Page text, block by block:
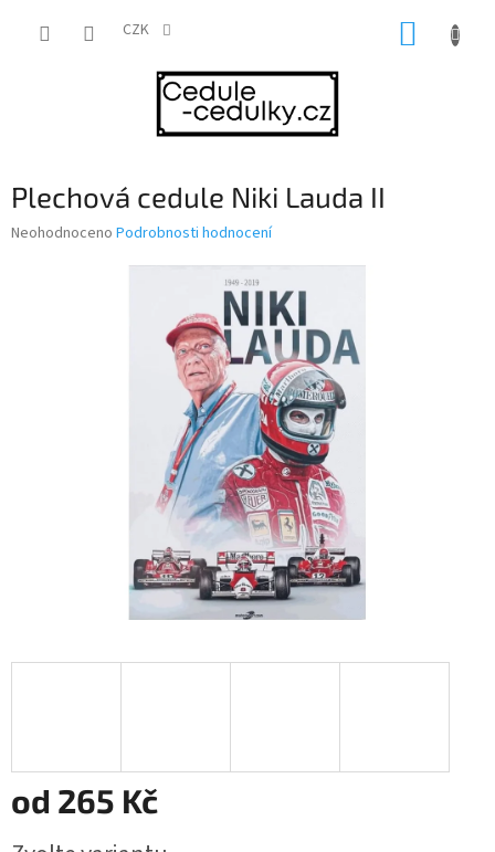
CZK
Plechová cedule Niki Lauda II
Průměrné
Neohodnoceno Podrobnosti hodnocení
od 265 Kč